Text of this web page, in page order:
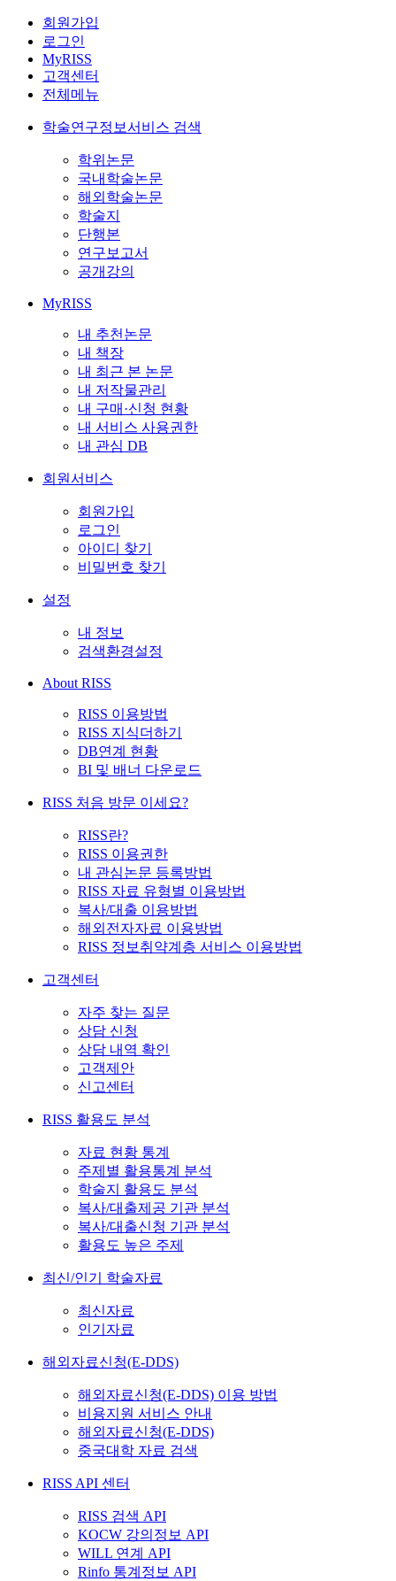
회원가입
로그인
MyRISS
고객센터
전체메뉴
학술연구정보서비스 검색
학위논문
국내학술논문
해외학술논문
학술지
단행본
연구보고서
공개강의
MyRISS
내 추천논문
내 책장
내 최근 본 논문
내 저작물관리
내 구매·신청 현황
내 서비스 사용권한
내 관심 DB
회원서비스
회원가입
로그인
아이디 찾기
비밀번호 찾기
설정
내 정보
검색환경설정
About RISS
RISS 이용방법
RISS 지식더하기
DB연계 현황
BI 및 배너 다운로드
RISS 처음 방문 이세요?
RISS란?
RISS 이용권한
내 관심논문 등록방법
RISS 자료 유형별 이용방법
복사/대출 이용방법
해외전자자료 이용방법
RISS 정보취약계층 서비스 이용방법
고객센터
자주 찾는 질문
상담 신청
상담 내역 확인
고객제안
신고센터
RISS 활용도 분석
자료 현황 통계
주제별 활용통계 분석
학술지 활용도 분석
복사/대출제공 기관 분석
복사/대출신청 기관 분석
활용도 높은 주제
최신/인기 학술자료
최신자료
인기자료
해외자료신청(E-DDS)
해외자료신청(E-DDS) 이용 방법
비용지원 서비스 안내
해외자료신청(E-DDS)
중국대학 자료 검색
RISS API 센터
RISS 검색 API
KOCW 강의정보 API
WILL 연계 API
Rinfo 통계정보 API